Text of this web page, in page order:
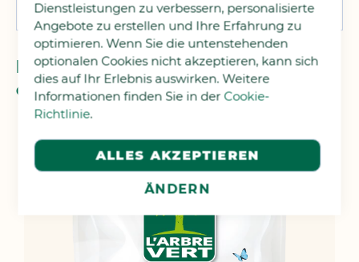
Dienstleistungen zu verbessern, personalisierte
Angebote zu erstellen und Ihre Erfahrung zu
optimieren. Wenn Sie die untenstehenden
optionalen Cookies nicht akzeptieren, kann sich
dies auf Ihr Erlebnis auswirken. Weitere
Informationen finden Sie in der Cookie-
Richtlinie.
ALLES AKZEPTIEREN
ÄNDERN
Diese Artikel könnten Ihnen
eventuell auch gefallen!